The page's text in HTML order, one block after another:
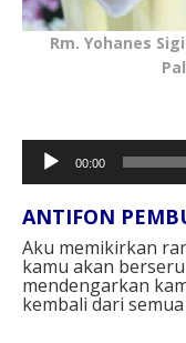
Rm. Yohanes
Pemutar
Audio
00:00
ANTIFON
Aku memikirkan
kamu akan
mendengarkan
kembali dari